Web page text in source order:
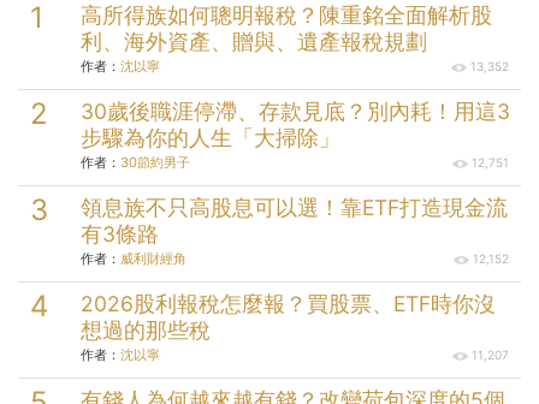
高所得族如何聰明報稅？陳重銘全面解析股
利、海外資產、贈與、遺產報稅規劃
作者： 沈以寧 13,352
30歲後職涯停滯、存款見底？別內耗！用這3
步驟為你的人生「大掃除」
作者： 30節約男子 12,751
領息族不只高股息可以選！靠ETF打造現金流
有3條路
作者： 威利財經角 12,152
2026股利報稅怎麼報？買股票、ETF時你沒
想過的那些稅
作者： 沈以寧 11,207